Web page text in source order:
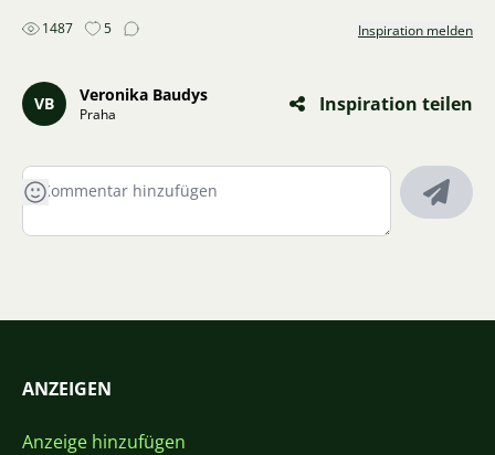
1487 5 Inspiration melden
VB Veronika Baudys
Praha Inspiration teilen
ANZEIGEN
Anzeige hinzufügen